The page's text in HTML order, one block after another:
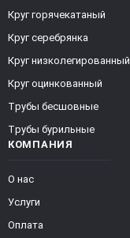
КОМПАНИЯ
О нас
Услуги
Оплата
Круг горячекатаный
Круг серебрянка
Круг низколегированный
Круг оцинкованный
Трубы бесшовные
Трубы бурильные